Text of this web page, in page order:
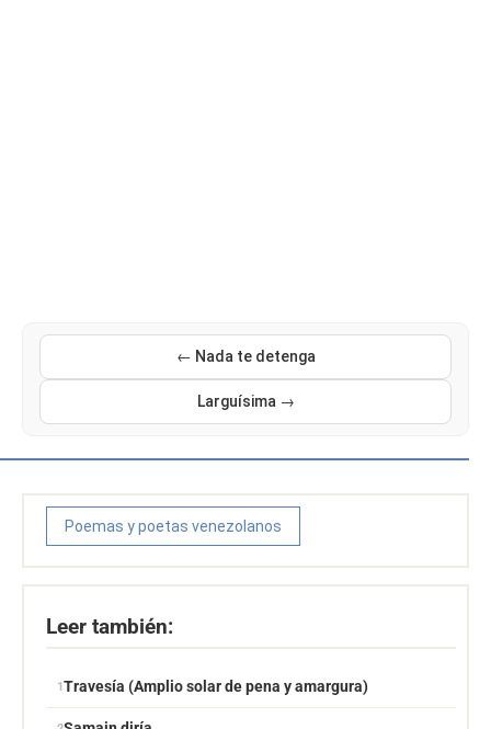
← Nada te detenga
Larguísima →
Poemas y poetas venezolanos
Leer también:
Travesía (Amplio solar de pena y amargura)